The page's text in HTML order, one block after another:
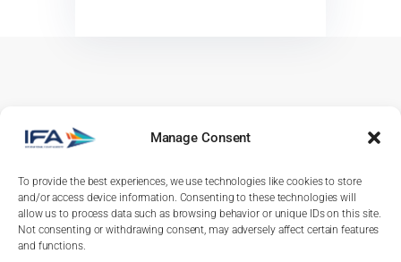
Manage Consent
To provide the best experiences, we use technologies like cookies to store
and/or access device information. Consenting to these technologies will
allow us to process data such as browsing behavior or unique IDs on this site.
Not consenting or withdrawing consent, may adversely affect certain features
and functions.
news fly to you!
Submit